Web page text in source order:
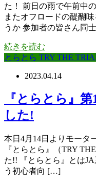
た！ 前日の雨で午前中
またオフロードの醍醐
うか 参加者の皆さん同
続きを読む
とらとら TRY THE
2023.04.14
『とらとら』
した!
本日4月14日よりモータ
『とらとら』（TRY
た!! 『とらとら』とは
う初心者向 […]